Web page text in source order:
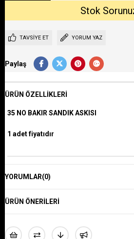
TAVSIYE ET YORUM YAZ
Paylaş
ÜRÜN ÖZELLIKLERI
35 NO BAKIR SANDIK ASKISI
1 adet fiyatıdır
YORUMLAR(0)
ÜRÜN ÖNERILERI